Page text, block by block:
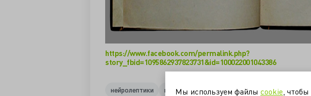
https://www.facebook.com/permalink.php?
story_fbid=1095862937823731&id=100022001043386
нейролептики психиатрия рас
Мы используем файлы cookie ,